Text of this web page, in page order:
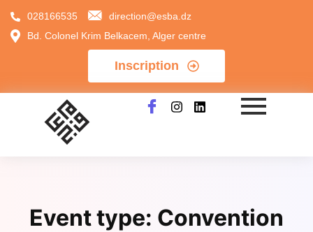
028166535
direction@esba.dz
Bd. Colonel Krim Belkacem, Alger centre
Inscription
Event type: Convention